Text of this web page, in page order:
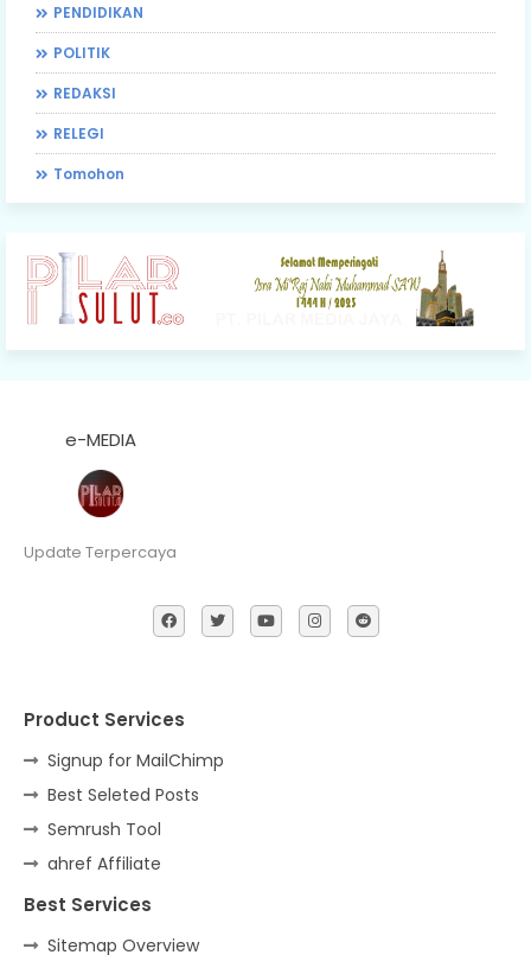
PENDIDIKAN
POLITIK
REDAKSI
RELEGI
Tomohon
e-MEDIA
Update Terpercaya
Product Services
Signup for MailChimp
Best Seleted Posts
Semrush Tool
ahref Affiliate
Best Services
Sitemap Overview